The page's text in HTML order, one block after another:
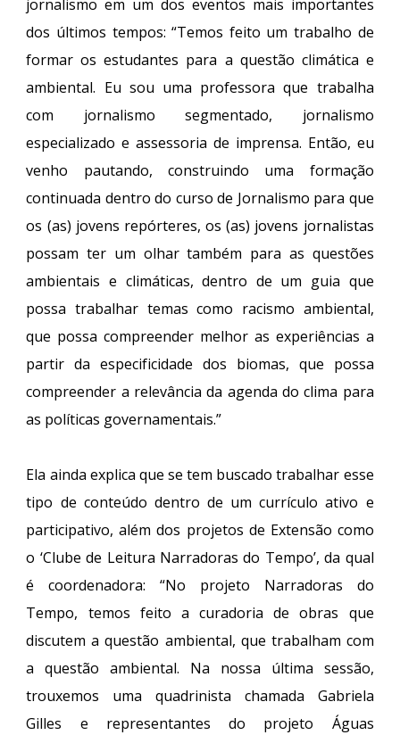
jornalismo em um dos eventos mais importantes
dos últimos tempos: “Temos feito um trabalho de
formar os estudantes para a questão climática e
ambiental. Eu sou uma professora que trabalha
com jornalismo segmentado, jornalismo
especializado e assessoria de imprensa. Então, eu
venho pautando, construindo uma formação
continuada dentro do curso de Jornalismo para que
os (as) jovens repórteres, os (as) jovens jornalistas
possam ter um olhar também para as questões
ambientais e climáticas, dentro de um guia que
possa trabalhar temas como racismo ambiental,
que possa compreender melhor as experiências a
partir da especificidade dos biomas, que possa
compreender a relevância da agenda do clima para
as políticas governamentais.”
Ela ainda explica que se tem buscado trabalhar esse
tipo de conteúdo dentro de um currículo ativo e
participativo, além dos projetos de Extensão como
o ‘Clube de Leitura Narradoras do Tempo’, da qual
é coordenadora: “No projeto Narradoras do
Tempo, temos feito a curadoria de obras que
discutem a questão ambiental, que trabalham com
a questão ambiental. Na nossa última sessão,
trouxemos uma quadrinista chamada Gabriela
Gilles e representantes do projeto Águas